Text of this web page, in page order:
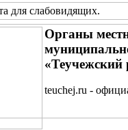
для слабовидящих.
Органы
«Теучежский
teuchej.ru -